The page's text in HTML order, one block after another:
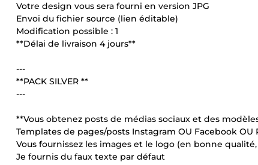
Votre design vous sera fourni en version JPG
Envoi du fichier source (lien éditable)
Modification possible : 1
**Délai de livraison 4 jours**
---
**PACK SILVER **
---
**Vous obtenez posts de médias sociaux et des
Templates de pages/posts Instagram OU Facebook
Vous fournissez les images et le logo (en bonne qualité,
Je fournis du faux texte par défaut